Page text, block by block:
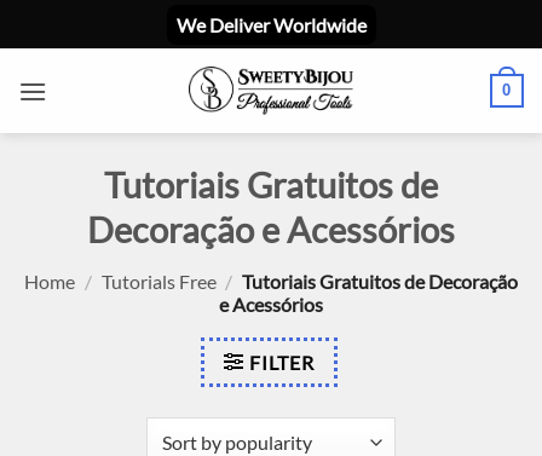
to
We Deliver Worldwide
0
Tutoriais Gratuitos de
Decoração e Acessórios
Home / Tutorials Free / Tutoriais Gratuitos de Decoração
e Acessórios
FILTER